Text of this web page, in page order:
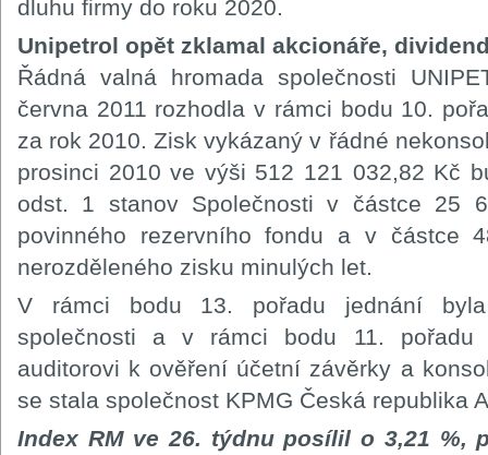
dluhu firmy do roku 2020.
Unipetrol opět zklamal akcionáře,
Řádná valná hromada společnosti
června 2011 rozhodla v rámci bodu 10.
za rok 2010. Zisk vykázaný v řádné
prosinci 2010 ve výši 512 121 032,82 Kč
odst. 1 stanov Společnosti v částce 25
povinného rezervního fondu a v částce
nerozděleného zisku minulých let.
V rámci bodu 13. pořadu jednání
společnosti a v rámci bodu 11. pořadu
auditorovi k ověření účetní závěrky a
se stala společnost KPMG Česká republika
Index RM ve 26. týdnu posílil o 3,21 %,